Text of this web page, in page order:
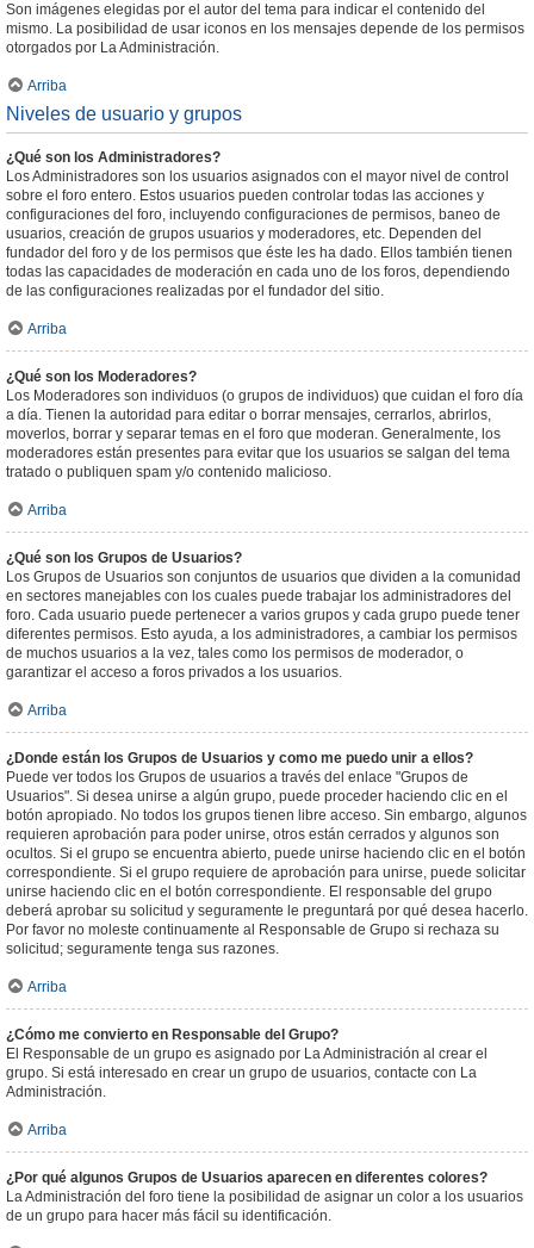
Son imágenes elegidas por el autor del tema para indicar el contenido del
mismo. La posibilidad de usar iconos en los mensajes depende de los permisos
otorgados por La Administración.
Arriba
Niveles de usuario y grupos
¿Qué son los Administradores?
Los Administradores son los usuarios asignados con el mayor nivel de control
sobre el foro entero. Estos usuarios pueden controlar todas las acciones y
configuraciones del foro, incluyendo configuraciones de permisos, baneo de
usuarios, creación de grupos usuarios y moderadores, etc. Dependen del
fundador del foro y de los permisos que éste les ha dado. Ellos también tienen
todas las capacidades de moderación en cada uno de los foros, dependiendo
de las configuraciones realizadas por el fundador del sitio.
Arriba
¿Qué son los Moderadores?
Los Moderadores son individuos (o grupos de individuos) que cuidan el foro día
a día. Tienen la autoridad para editar o borrar mensajes, cerrarlos, abrirlos,
moverlos, borrar y separar temas en el foro que moderan. Generalmente, los
moderadores están presentes para evitar que los usuarios se salgan del tema
tratado o publiquen spam y/o contenido malicioso.
Arriba
¿Qué son los Grupos de Usuarios?
Los Grupos de Usuarios son conjuntos de usuarios que dividen a la comunidad
en sectores manejables con los cuales puede trabajar los administradores del
foro. Cada usuario puede pertenecer a varios grupos y cada grupo puede tener
diferentes permisos. Esto ayuda, a los administradores, a cambiar los permisos
de muchos usuarios a la vez, tales como los permisos de moderador, o
garantizar el acceso a foros privados a los usuarios.
Arriba
¿Donde están los Grupos de Usuarios y como me puedo unir a ellos?
Puede ver todos los Grupos de usuarios a través del enlace "Grupos de
Usuarios". Si desea unirse a algún grupo, puede proceder haciendo clic en el
botón apropiado. No todos los grupos tienen libre acceso. Sin embargo, algunos
requieren aprobación para poder unirse, otros están cerrados y algunos son
ocultos. Si el grupo se encuentra abierto, puede unirse haciendo clic en el botón
correspondiente. Si el grupo requiere de aprobación para unirse, puede solicitar
unirse haciendo clic en el botón correspondiente. El responsable del grupo
deberá aprobar su solicitud y seguramente le preguntará por qué desea hacerlo.
Por favor no moleste continuamente al Responsable de Grupo si rechaza su
solicitud; seguramente tenga sus razones.
Arriba
¿Cómo me convierto en Responsable del Grupo?
El Responsable de un grupo es asignado por La Administración al crear el
grupo. Si está interesado en crear un grupo de usuarios, contacte con La
Administración.
Arriba
¿Por qué algunos Grupos de Usuarios aparecen en diferentes colores?
La Administración del foro tiene la posibilidad de asignar un color a los usuarios
de un grupo para hacer más fácil su identificación.